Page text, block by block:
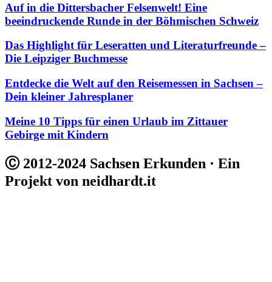
Auf in die Dittersbacher Felsenwelt! Eine
beeindruckende Runde in der Böhmischen Schweiz
Das Highlight für Leseratten und Literaturfreunde –
Die Leipziger Buchmesse
Entdecke die Welt auf den Reisemessen in Sachsen –
Dein kleiner Jahresplaner
Meine 10 Tipps für einen Urlaub im Zittauer
Gebirge mit Kindern
Ⓒ 2012-2024 Sachsen Erkunden · Ein
Projekt von neidhardt.it